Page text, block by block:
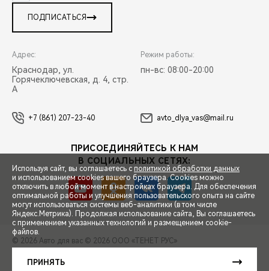
СПЕЦПРЕДЛОЖЕНИЯ
ЗАПИСЬ НА ТЕСТ-ДРАЙВ
ПОДПИСАТЬСЯ
Адрес:
Краснодар, ул.
Горячеключевская, д. 4, стр.
А
Режим работы:
пн-вс: 08:00-20:00
+7 (861) 207-23-40 avto_dlya_vas@mail.ru
ПРИСОЕДИНЯЙТЕСЬ К НАМ
В СОЦИАЛЬНЫХ СЕТЯХ:
© 2026 Авто для вас © 2026 ООО «ТЕНЕТ РУС»
Сделано в ПЕРКС
Используя сайт, вы соглашаетесь с политикой обработки данных
и использованием cookies вашего браузера. Cookies можно
отключить в любой момент в настройках браузера. Для обеспечения
оптимальной работы и улучшения пользовательского опыта на сайте
могут использоваться системы веб-аналитики (в том числе
Яндекс.Метрика). Продолжая использование сайта, Вы соглашаетесь
с применением указанных технологий и размещением cookie-
файлов.
ПРИНЯТЬ